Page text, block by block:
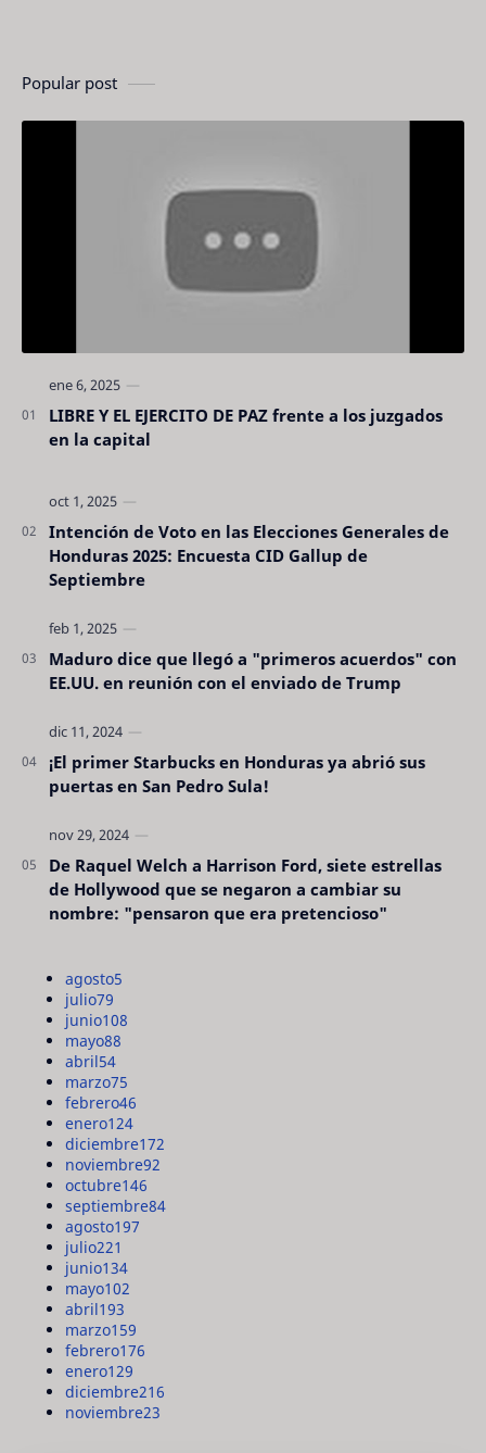
Popular post
LIBRE Y EL EJERCITO DE PAZ frente a los juzgados
en la capital
Intención de Voto en las Elecciones Generales de
Honduras 2025: Encuesta CID Gallup de
Septiembre
Maduro dice que llegó a "primeros acuerdos" con
EE.UU. en reunión con el enviado de Trump
¡El primer Starbucks en Honduras ya abrió sus
puertas en San Pedro Sula!
De Raquel Welch a Harrison Ford, siete estrellas
de Hollywood que se negaron a cambiar su
nombre: "pensaron que era pretencioso"
agosto5
julio79
junio108
mayo88
abril54
marzo75
febrero46
enero124
diciembre172
noviembre92
octubre146
septiembre84
agosto197
julio221
junio134
mayo102
abril193
marzo159
febrero176
enero129
diciembre216
noviembre23